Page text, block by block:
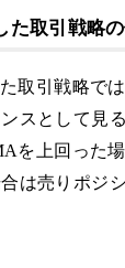
た取引戦略の
取引戦略で
スとして見
を上回った
は売りポジ